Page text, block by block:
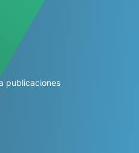
publicaciones